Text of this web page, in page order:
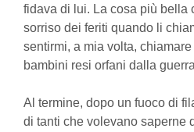
fidava di lui. La cosa più bella
sorriso dei feriti quando li
sentirmi, a mia volta,
bambini resi orfani dalla
Al termine, dopo un fuoco di
di tanti che volevano saperne